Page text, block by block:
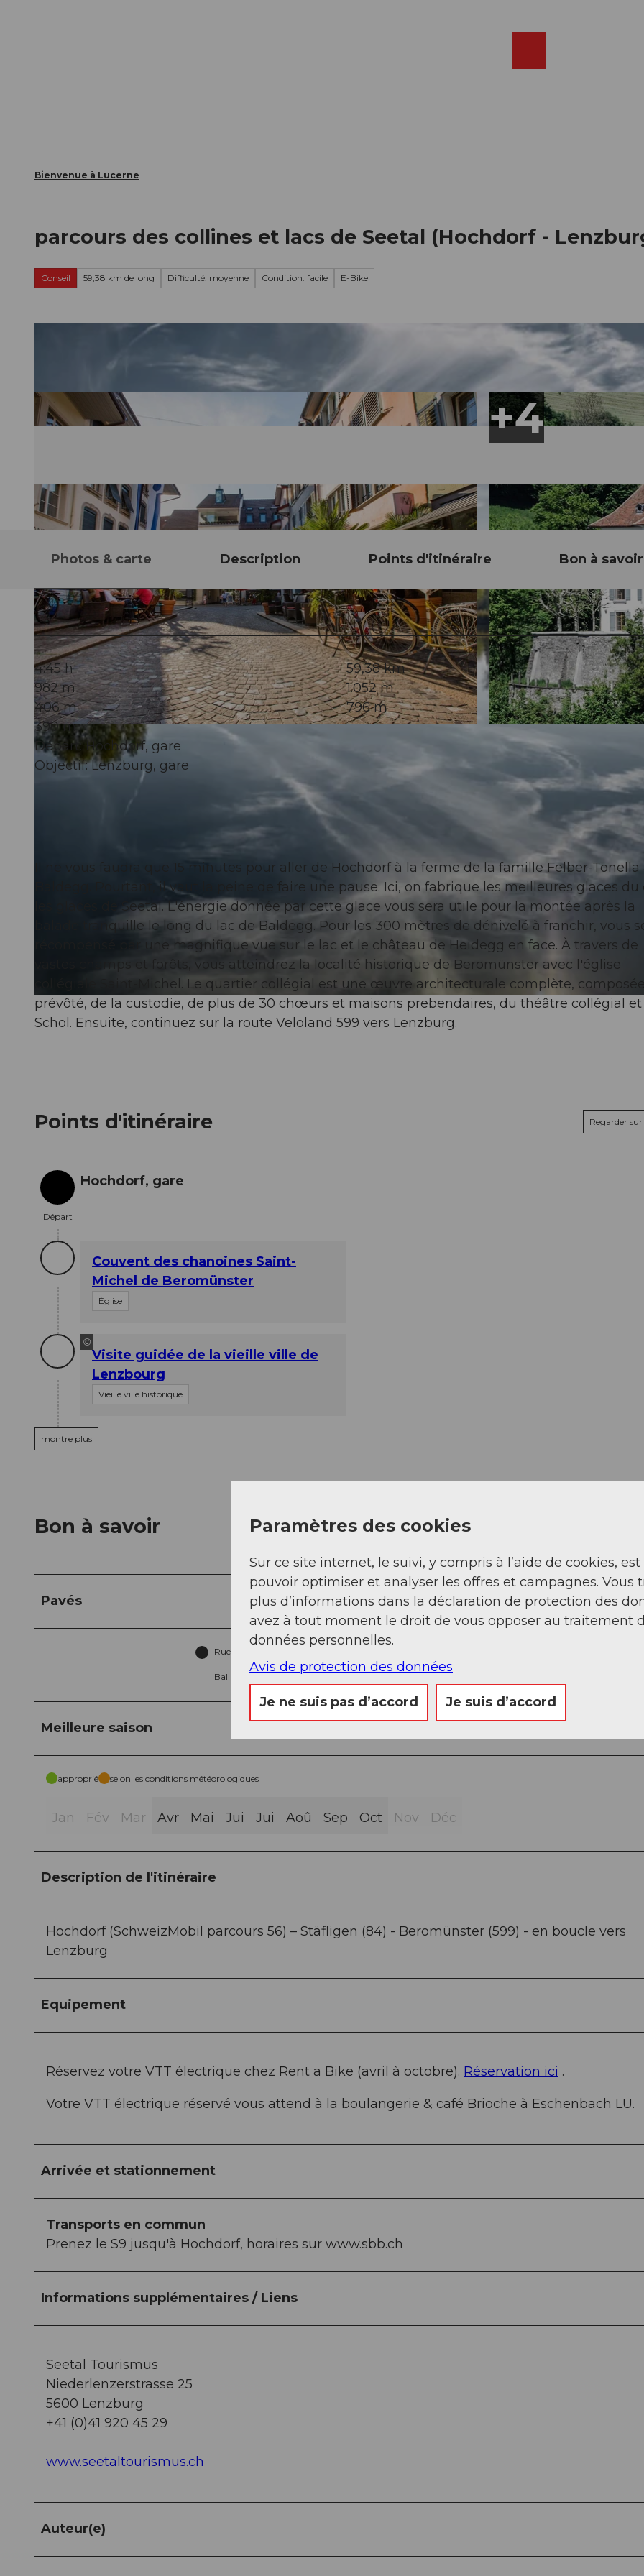
Bienvenue à Lucerne
parcours des collines et lacs de Seetal (Hochdorf -
Conseil 59,38 km de long Difficulté: moyenne Condition: facile E-Bike
© Beat Brechbühl, Seetal Tourismus
© Seetal Tourismus, Stadt Lenbzurg
Photos & carte Description Points d'itinéraire Bon à savoir
4:45 h
59,38 km
982 m
1.052 m
406 m
796 m
390 m
Départ: Hochdorf, gare
Objectif: Lenzburg, gare
Il ne vous faudra que 15 minutes pour aller de Hochdorf à la ferme de la famille Felber-Tonella
Baldegg. Pourtant, il vaut la peine de faire une pause. Ici, on fabrique les meilleures glaces du
les glaces de Seetal. L'énergie donnée par cette glace vous sera utile pour la montée après la
balade tranquille le long du lac de Baldegg. Pour les 300 mètres de dénivelé à franchir, vous
récompensé par une magnifique vue sur le lac et le château de Heidegg en face. À travers de
vastes champs et forêts, vous atteindrez la localité historique de Beromünster avec l'église
collégiale Saint-Michel. Le quartier collégial est une œuvre architecturale complète, composée
prévôté, de la custodie, de plus de 30 chœurs et maisons prebendaires, du théâtre collégial et
Schol. Ensuite, continuez sur la route Veloland 599 vers Lenzburg.
Points d'itinéraire Regarder
Départ
Départ
Hochdorf, gare
Couvent des chanoines Saint-
Michel de Beromünster
Église
©
Visite guidée de la vieille ville de
Lenzbourg
Vieille ville historique
montre plus
Bon à savoir
Pavés
Rue (35%)
Ballast (5%)
Meilleure saison
approprié selon les conditions météorologiques
Jan Fév Mar Avr Mai Jui Jui Aoû Sep Oct Nov Déc
Description de l'itinéraire
Hochdorf (SchweizMobil parcours 56) – Stäfligen (84) - Beromünster (599) - en boucle vers
Lenzburg
Equipement
Réservez votre VTT électrique chez Rent a Bike (avril à octobre). Réservation ici .
Votre VTT électrique réservé vous attend à la boulangerie & café Brioche à Eschenbach LU.
Arrivée et stationnement
Transports en commun
Prenez le S9 jusqu'à Hochdorf, horaires sur www.sbb.ch
Informations supplémentaires / Liens
Seetal Tourismus
Niederlenzerstrasse 25
5600 Lenzburg
+41 (0)41 920 45 29
www.seetaltourismus.ch
Auteur(e)
Paramètres des cookies
Sur ce site internet, le suivi, y compris à l’aide de cookies,
pouvoir optimiser et analyser les offres et campagnes. Vous
plus d’informations dans la déclaration de protection des
avez à tout moment le droit de vous opposer au traitement
données personnelles.
Avis de protection des données
Je ne suis pas d’accord Je suis d’accord